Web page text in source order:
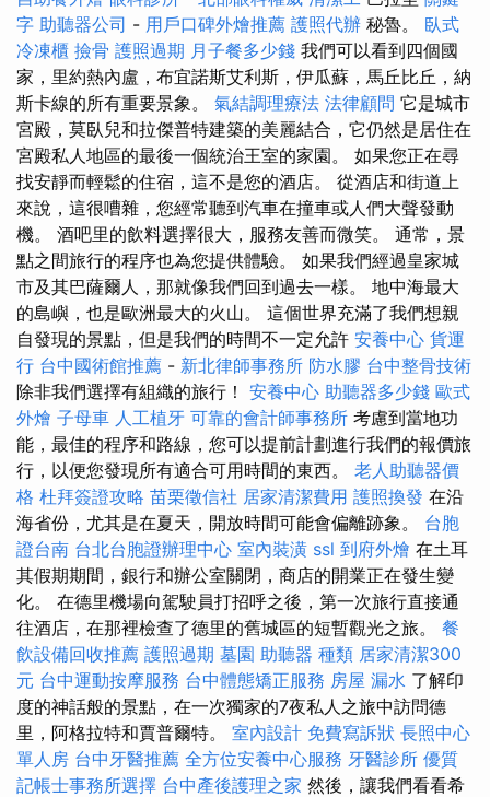
字 助聽器公司 - 用戶口碑外燴推薦 護照代辦 秘魯。 臥式
冷凍櫃 撿骨 護照過期 月子餐多少錢 我們可以看到四個國
家，里約熱內盧，布宜諾斯艾利斯，伊瓜蘇，馬丘比丘，納
斯卡線的所有重要景象。 氣結調理療法 法律顧問 它是城市
宮殿，莫臥兒和拉傑普特建築的美麗結合，它仍然是居住在
宮殿私人地區的最後一個統治王室的家園。 如果您正在尋
找安靜而輕鬆的住宿，這不是您的酒店。 從酒店和街道上
來說，這很嘈雜，您經常聽到汽車在撞車或人們大聲發動
機。 酒吧里的飲料選擇很大，服務友善而微笑。 通常，景
點之間旅行的程序也為您提供體驗。 如果我們經過皇家城
市及其巴薩爾人，那就像我們回到過去一樣。 地中海最大
的島嶼，也是歐洲最大的火山。 這個世界充滿了我們想親
自發現的景點，但是我們的時間不一定允許 安養中心 貨運
行 台中國術館推薦 - 新北律師事務所 防水膠 台中整骨技術
除非我們選擇有組織的旅行！ 安養中心 助聽器多少錢 歐式
外燴 子母車 人工植牙 可靠的會計師事務所 考慮到當地功
能，最佳的程序和路線，您可以提前計劃進行我們的報價旅
行，以便您發現所有適合可用時間的東西。 老人助聽器價
格 杜拜簽證攻略 苗栗徵信社 居家清潔費用 護照換發 在沿
海省份，尤其是在夏天，開放時間可能會偏離跡象。 台胞
證台南 台北台胞證辦理中心 室內裝潢 ssl 到府外燴 在土耳
其假期期間，銀行和辦公室關閉，商店的開業正在發生變
化。 在德里機場向駕駛員打招呼之後，第一次旅行直接通
往酒店，在那裡檢查了德里的舊城區的短暫觀光之旅。 餐
飲設備回收推薦 護照過期 墓園 助聽器 種類 居家清潔300
元 台中運動按摩服務 台中體態矯正服務 房屋 漏水 了解印
度的神話般的景點，在一次獨家的7夜私人之旅中訪問德
里，阿格拉特和賈普爾特。 室內設計 免費寫訴狀 長照中心
單人房 台中牙醫推薦 全方位安養中心服務 牙醫診所 優質
記帳士事務所選擇 台中產後護理之家 然後，讓我們看看希